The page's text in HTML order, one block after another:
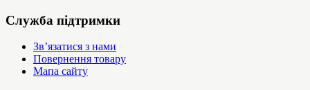
Служба підтримки
Зв’язатися з нами
Повернення товару
Мапа сайту